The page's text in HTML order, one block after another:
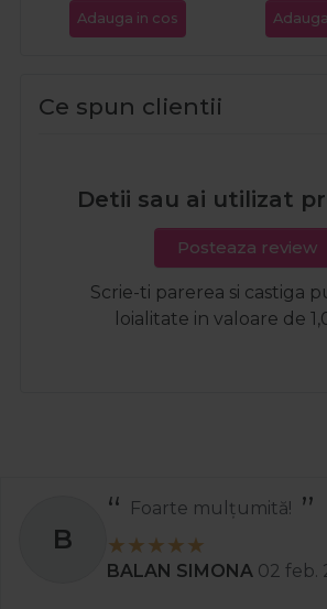
Adauga in cos
Ce spun clientii
Detii sau ai utilizat
Posteaza review
Scrie-ti parerea si castiga
loialitate in valoare de
B
Foarte mulțumită!
BALAN SIMONA 02 feb.